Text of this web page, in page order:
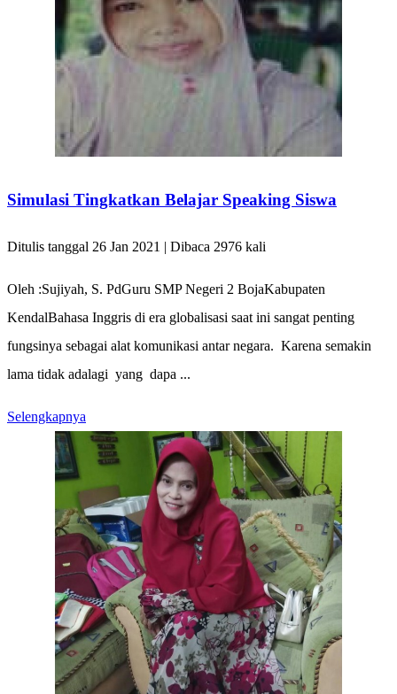
Simulasi Tingkatkan Belajar Speaking Siswa
Ditulis tanggal 26 Jan 2021 | Dibaca 2976 kali
Oleh :Sujiyah, S. PdGuru SMP Negeri 2 BojaKabupaten
KendalBahasa Inggris di era globalisasi saat ini sangat penting
fungsinya sebagai alat komunikasi antar negara. Karena semakin
lama tidak adalagi yang dapa ...
Selengkapnya